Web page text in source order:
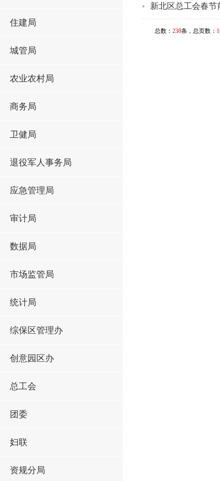
住建局
城管局
农业农村局
商务局
卫健局
退役军人事务局
应急管理局
审计局
数据局
市场监管局
统计局
综保区管理办
创意园区办
总工会
团委
妇联
资规分局
新北区总工会春
总数： 238条，总页数：